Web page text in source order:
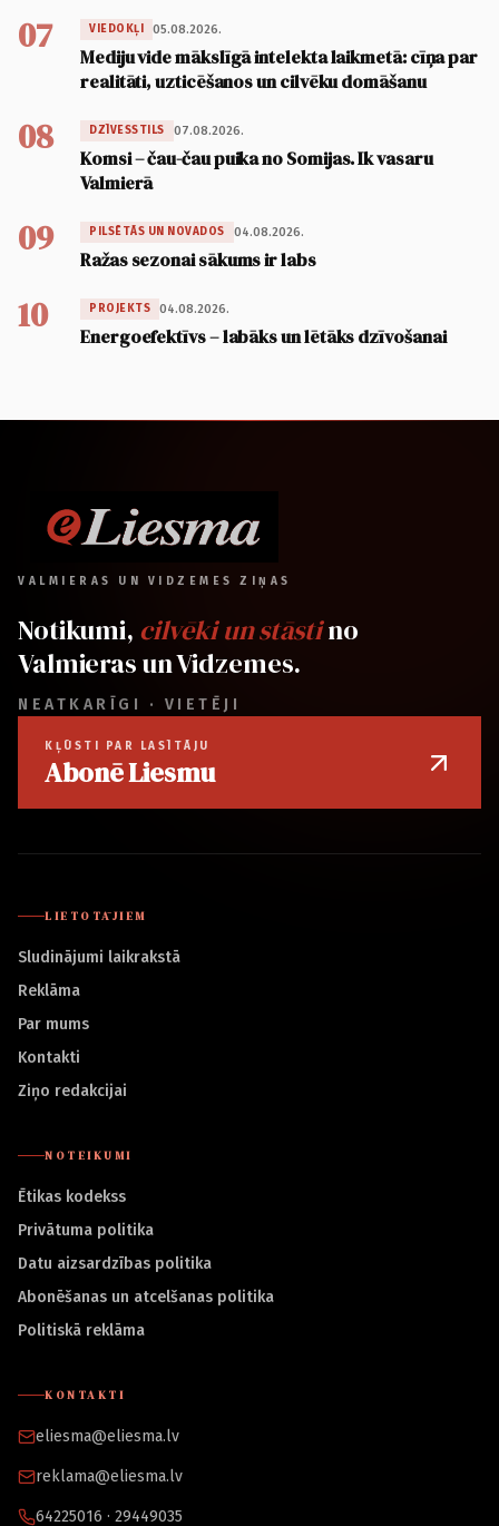
07 VIEDOKĻI 05.08.2026.
Mediju vide mākslīgā intelekta laikmetā: cīņa par
realitāti, uzticēšanos un cilvēku domāšanu
08 DZĪVESSTILS 07.08.2026.
Komsi – čau-čau puika no Somijas. Ik vasaru
Valmierā
09 PILSĒTĀS UN NOVADOS 04.08.2026.
Ražas sezonai sākums ir labs
10 PROJEKTS 04.08.2026.
Energoefektīvs – labāks un lētāks dzīvošanai
VALMIERAS UN VIDZEMES ZIŅAS
Notikumi, cilvēki un stāstino
Valmieras un Vidzemes.
NEATKARĪGI · VIETĒJI
KĻŪSTI PAR LASĪTĀJU
Abonē Liesmu
LIETOTĀJIEM
Sludinājumi laikrakstā
Reklāma
Par mums
Kontakti
Ziņo redakcijai
NOTEIKUMI
Ētikas kodekss
Privātuma politika
Datu aizsardzības politika
Abonēšanas un atcelšanas politika
Politiskā reklāma
KONTAKTI
eliesma@eliesma.lv
reklama@eliesma.lv
64225016 · 29449035